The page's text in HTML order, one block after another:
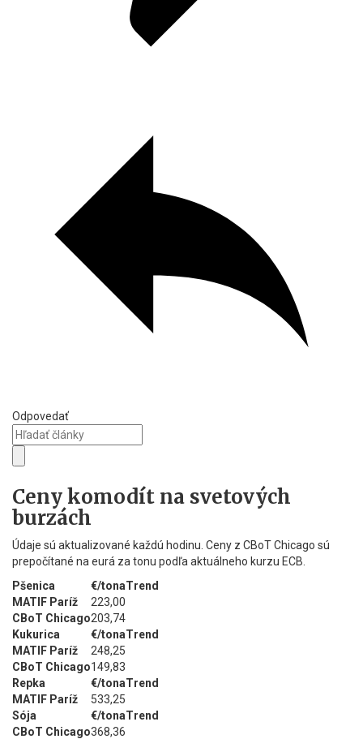
Odpovedať
Ceny komodít na svetových
burzách
Údaje sú aktualizované každú hodinu. Ceny z CBoT Chicago sú
prepočítané na eurá za tonu podľa aktuálneho kurzu ECB.
Pšenica
€/tonaTrend
MATIF Paríž
223,00
CBoT Chicago203,74
Kukurica
€/tonaTrend
MATIF Paríž
248,25
CBoT Chicago149,83
Repka
€/tonaTrend
MATIF Paríž
533,25
Sója
€/tonaTrend
CBoT Chicago368,36